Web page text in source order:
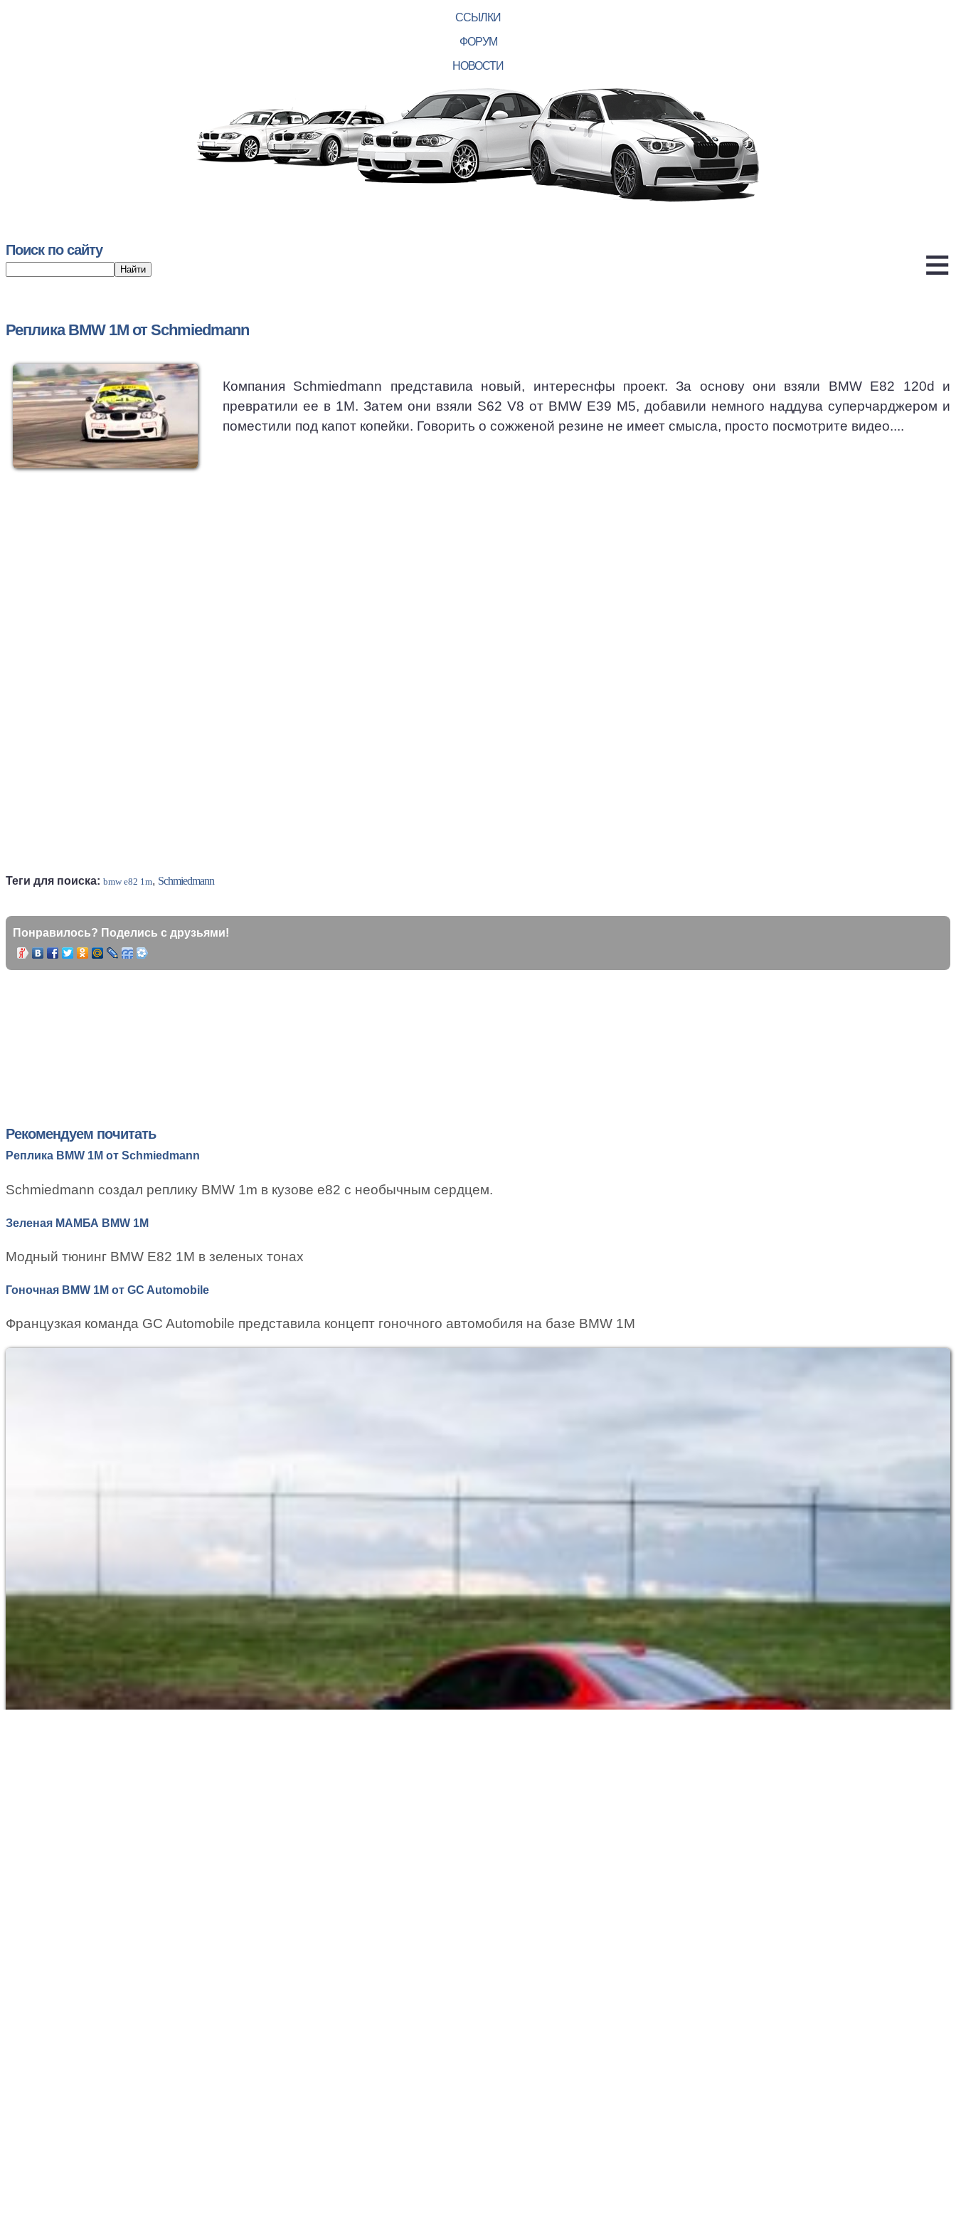
ССЫЛКИ
ФОРУМ
НОВОСТИ
Поиск по сайту
Реплика BMW 1M от Schmiedmann
Компания Schmiedmann представила новый, интереснфы проект. За основу они взяли BMW E82 120d и
превратили ее в 1М. Затем они взяли S62 V8 от BMW E39 M5, добавили немного наддува суперчарджером и
поместили под капот копейки. Говорить о сожженой резине не имеет смысла, просто посмотрите видео....
Теги для поиска: bmw e82 1m, Schmiedmann
Понравилось? Поделись с друзьями!
Рекомендуем почитать
Реплика BMW 1M от Schmiedmann
Schmiedmann создал реплику BMW 1m в кузове e82 с необычным сердцем.
Зеленая МАМБА BMW 1M
Модный тюнинг BMW E82 1M в зеленых тонах
Гоночная BMW 1M от GC Automobile
Французкая команда GC Automobile представила концепт гоночного автомобиля на базе BMW 1M